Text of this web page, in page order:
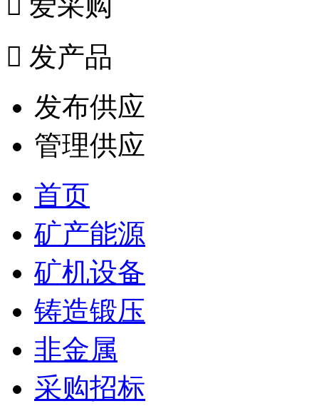
 发产品
发布供应
管理供应
首页
矿产能源
矿机设备
铸造锻压
非金属
采购招标